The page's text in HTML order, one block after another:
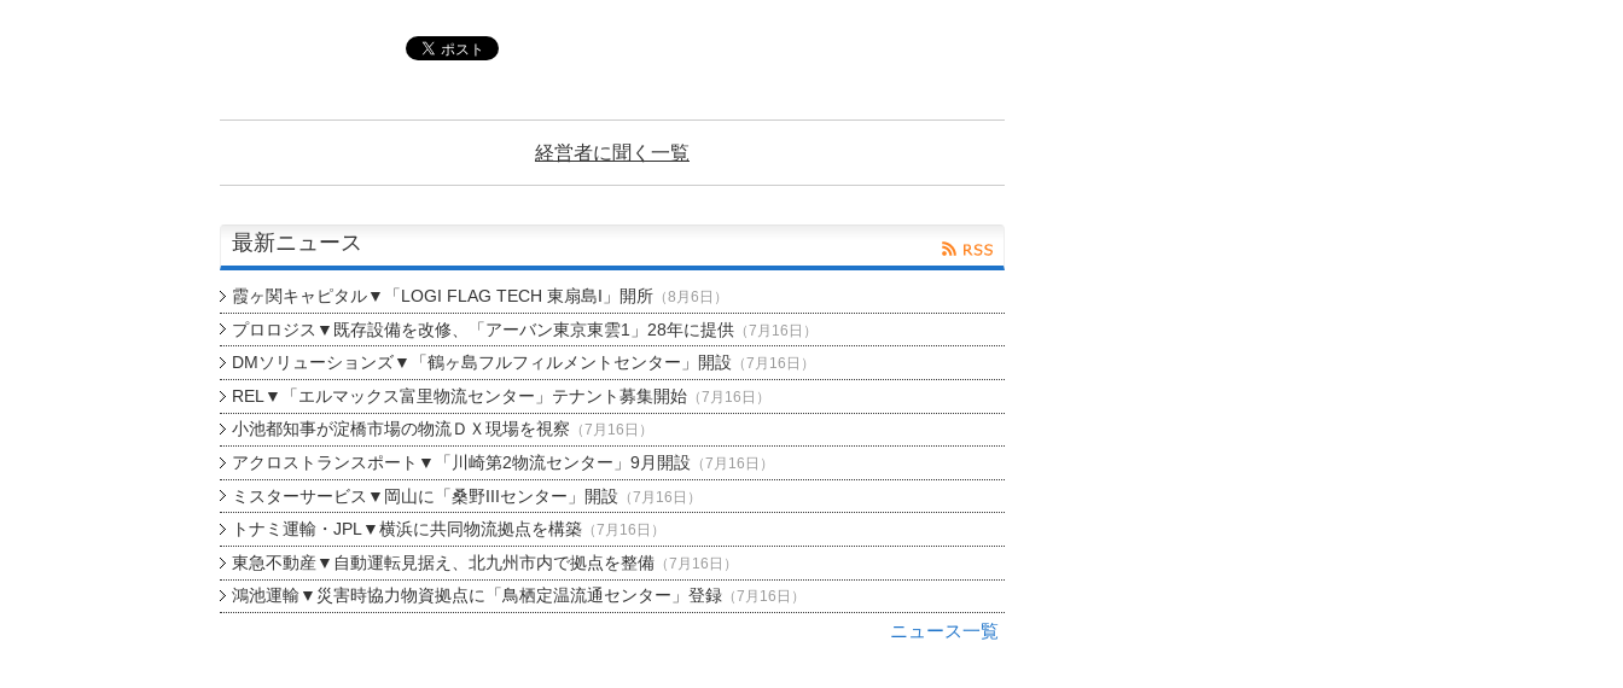
経営者に聞く 一覧
最新ニュース
霞ヶ関キャピタル▼「LOGI FLAG TECH 東扇島I」開所（8月6日）
プロロジス▼既存設備を改修、「アーバン東京東雲1」28年に提供（7月16日）
DMソリューションズ▼「鶴ヶ島フルフィルメントセンター」開設 （7月16日）
REL▼「エルマックス富里物流センター」テナント募集開始（7月16日）
小池都知事が淀橋市場の物流ＤＸ現場を視察 （7月16日）
アクロストランスポート▼「川崎第2物流センター」9月開設 （7月16日）
ミスターサービス▼岡山に「桑野IIIセンター」開設 （7月16日）
トナミ運輸・JPL▼横浜に共同物流拠点を構築（7月16日）
東急不動産▼自動運転見据え、北九州市内で拠点を整備（7月16日）
鴻池運輸▼災害時協力物資拠点に「鳥栖定温流通センター」登録（7月16日）
ニュース一覧